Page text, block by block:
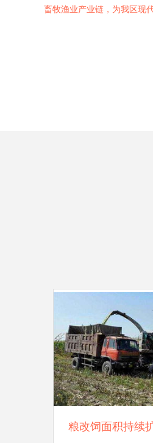
畜牧渔业产业链，为我区现
粮改饲面积持续